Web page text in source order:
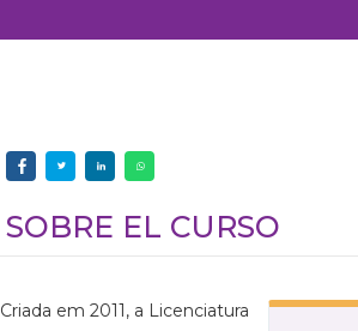
SOBRE EL CURSO
Criada em 2011, a Licenciatura